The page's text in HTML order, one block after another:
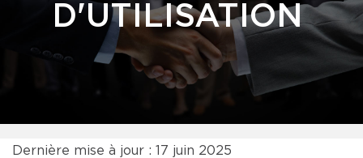
D'UTILISATION
Dernière mise à jour : 17 juin 2025